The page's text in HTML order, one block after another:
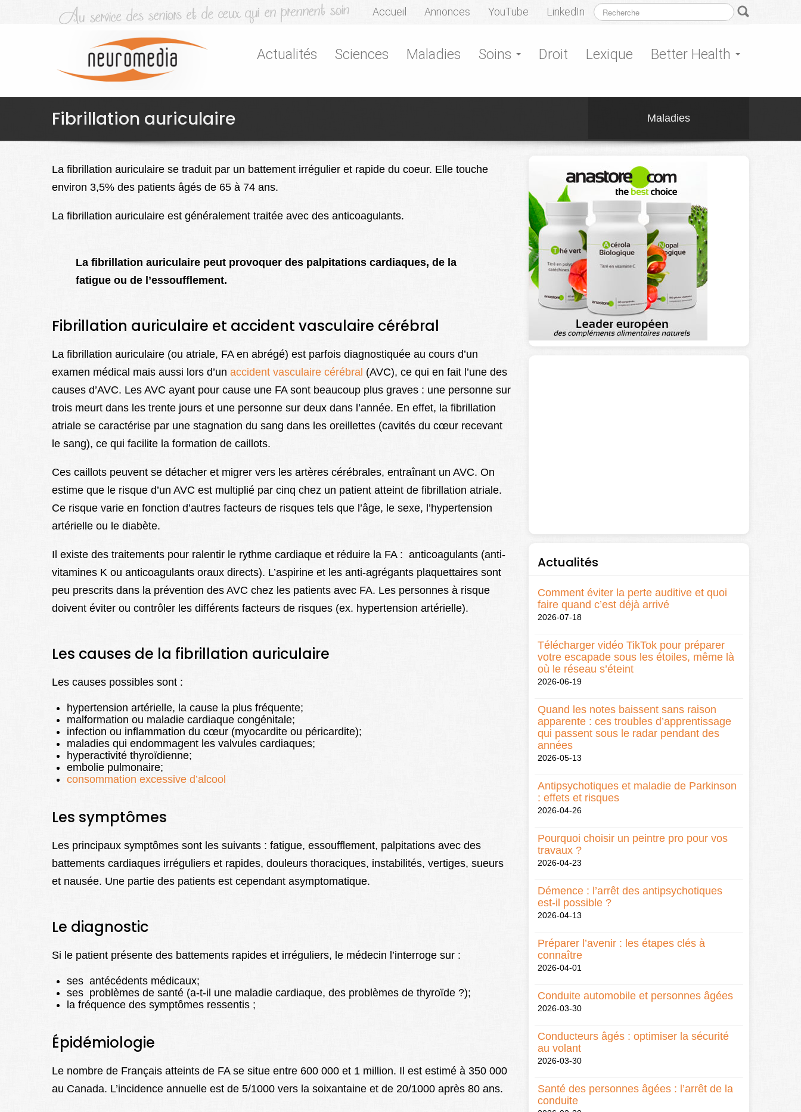
Accueil Annonces YouTube LinkedIn
Actualités Sciences Maladies Soins Droit Lexique Better Health
Fibrillation auriculaire Maladies
La fibrillation auriculaire se traduit par un battement irrégulier et rapide du coeur. Elle touche
environ 3,5% des patients âgés de 65 à 74 ans.
La fibrillation auriculaire est généralement traitée avec des anticoagulants.
La fibrillation auriculaire peut provoquer des palpitations cardiaques, de la
fatigue ou de l’essoufflement.
Fibrillation auriculaire et accident vasculaire cérébral
La fibrillation auriculaire (ou atriale, FA en abrégé) est parfois diagnostiquée au cours d’un
examen médical mais aussi lors d’un accident vasculaire cérébral (AVC), ce qui en fait l’une des
causes d’AVC. Les AVC ayant pour cause une FA sont beaucoup plus graves : une personne sur
trois meurt dans les trente jours et une personne sur deux dans l’année. En effet, la fibrillation
atriale se caractérise par une stagnation du sang dans les oreillettes (cavités du cœur recevant
le sang), ce qui facilite la formation de caillots.
Ces caillots peuvent se détacher et migrer vers les artères cérébrales, entraînant un AVC. On
estime que le risque d’un AVC est multiplié par cinq chez un patient atteint de fibrillation atriale.
Ce risque varie en fonction d’autres facteurs de risques tels que l’âge, le sexe, l’hypertension
artérielle ou le diabète.
Il existe des traitements pour ralentir le rythme cardiaque et réduire la FA : anticoagulants (anti-
vitamines K ou anticoagulants oraux directs). L’aspirine et les anti-agrégants plaquettaires sont
peu prescrits dans la prévention des AVC chez les patients avec FA. Les personnes à risque
doivent éviter ou contrôler les différents facteurs de risques (ex. hypertension artérielle).
Les causes de la fibrillation auriculaire
Les causes possibles sont :
hypertension artérielle, la cause la plus fréquente;
malformation ou maladie cardiaque congénitale;
infection ou inflammation du cœur (myocardite ou péricardite);
maladies qui endommagent les valvules cardiaques;
hyperactivité thyroïdienne;
embolie pulmonaire;
consommation excessive d’alcool
Les symptômes
Les principaux symptômes sont les suivants : fatigue, essoufflement, palpitations avec des
battements cardiaques irréguliers et rapides, douleurs thoraciques, instabilités, vertiges, sueurs
et nausée. Une partie des patients est cependant asymptomatique.
Le diagnostic
Si le patient présente des battements rapides et irréguliers, le médecin l’interroge sur :
ses antécédents médicaux;
ses problèmes de santé (a-t-il une maladie cardiaque, des problèmes de thyroïde ?);
la fréquence des symptômes ressentis ;
Épidémiologie
Le nombre de Français atteints de FA se situe entre 600 000 et 1 million. Il est estimé à 350 000
au Canada. L’incidence annuelle est de 5/1000 vers la soixantaine et de 20/1000 après 80 ans.
Actualités
Comment éviter la perte auditive et quoi
faire quand c’est déjà arrivé
2026-07-18
Télécharger vidéo TikTok pour préparer
votre escapade sous les étoiles, même là
où le réseau s’éteint
2026-06-19
Quand les notes baissent sans raison
apparente : ces troubles d’apprentissage
qui passent sous le radar pendant des
années
2026-05-13
Antipsychotiques et maladie de Parkinson
: effets et risques
2026-04-26
Pourquoi choisir un peintre pro pour vos
travaux ?
2026-04-23
Démence : l’arrêt des antipsychotiques
est-il possible ?
2026-04-13
Préparer l’avenir : les étapes clés à
connaître
2026-04-01
Conduite automobile et personnes âgées
2026-03-30
Conducteurs âgés : optimiser la sécurité
au volant
2026-03-30
Santé des personnes âgées : l’arrêt de la
conduite